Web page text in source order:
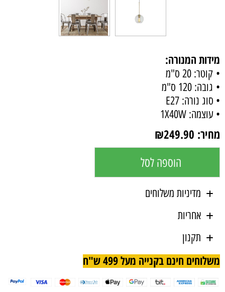
מידות המנורה:
• קוטר: 20 ס"מ
• גובה: 120 ס"מ
• סוג נורה: E27
• עוצמה: 1X40W
מחיר: ₪249.90
הוספה לסל
מדיניות משלוחים
אחריות
תקנון
משלוחים חינם בקנייה מעל 499 ש"ח